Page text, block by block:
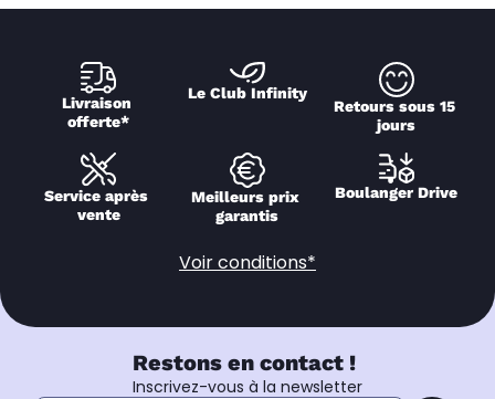
Livraison
offerte*
Le Club Infinity
Retours sous 15
jours
Service après
vente
Meilleurs prix
garantis
Boulanger Drive
Voir conditions*
Restons en contact !
Inscrivez-vous à la newsletter